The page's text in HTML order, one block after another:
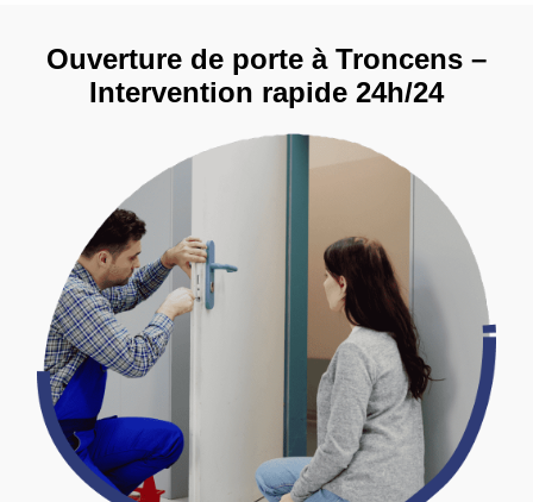
Ouverture de porte à Troncens –
Intervention rapide 24h/24